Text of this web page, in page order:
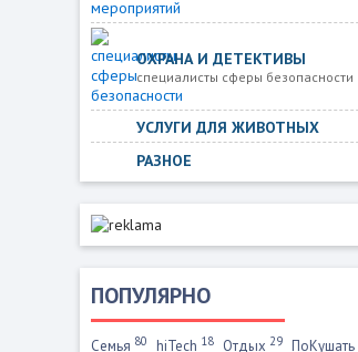
ОХРАНА И ДЕТЕКТИВЫ
специалисты сферы безопасности
УСЛУГИ ДЛЯ ЖИВОТНЫХ
РАЗНОЕ
ПОПУЛЯРНО
Семья 80 hiTech 18 Отдых 29 ПоКушать